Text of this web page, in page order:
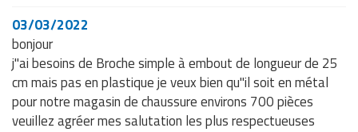
03/03/2022
bonjour
j"ai besoins de Broche simple à embout de longueur de 25
cm mais pas en plastique je veux bien qu"il soit en métal
pour notre magasin de chaussure environs 700 pièces
veuillez agréer mes salutation les plus respectueuses